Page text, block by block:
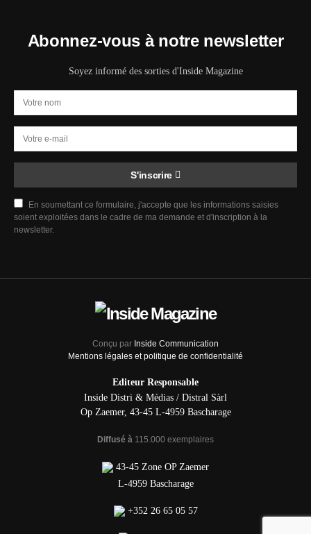
Abonnez-vous à notre newsletter
Soyez informé des sorties d'Inside Magazine
S'inscrire
En soumettant ce formulaire, j'accepte que les informations saisies
soient exploitées dans le cadre de ma demande et d'inscription à la
newsletter.
Conçu par Inside Communication
Mentions légales et politique de confidentialité
Editeur Responsable
Inside Distri & Médias / Distral Sàrl
Op Zaemer, 43-45 L-4959 Bascharage
Diffusé à 115.000 exemplaires
43-45 Zone OP Zaemer
L-4959 Bascharage
+352 26 65 05 57